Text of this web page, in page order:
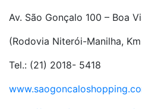
Av. São Gonçalo 100 – Boa
(Rodovia Niterói-Manilha,
Tel.: (21) 2018- 5418